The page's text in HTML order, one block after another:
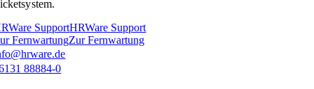
SupportHRWare Support
FernwartungZur Fernwartung
88884-0